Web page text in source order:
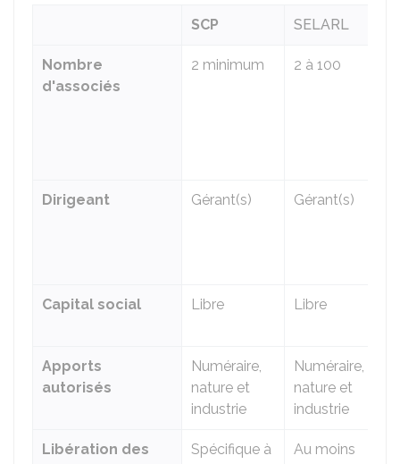
SCP SELARL
Nombre
d'associés
2 minimum 2 à 100
Dirigeant Gérant(s) Gérant(s)
Capital social Libre Libre
Apports
autorisés
Numéraire,
nature et
industrie
Numéraire,
nature et
industrie
Libération des
Spécifique à
Au moins